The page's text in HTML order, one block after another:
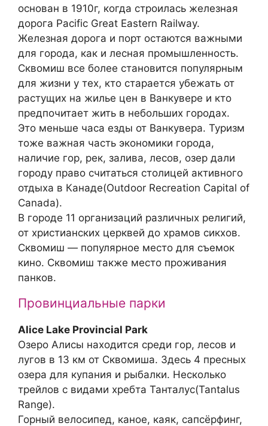
основан в 1910г, когда строилась железная
дорога Pacific Great Eastern Railway.
Железная дорога и порт остаются важными
для города, как и лесная промышленность.
Сквомиш все более становится популярным
для жизни у тех, кто старается убежать от
растущих на жилье цен в Ванкувере и кто
предпочитает жить в небольших городах.
Это меньше часа езды от Ванкувера. Туризм
тоже важная часть экономики города,
наличие гор, рек, залива, лесов, озер дали
городу право считаться столицей активного
отдыха в Канаде(Outdoor Recreation Capital of
Canada).
В городе 11 организаций различных религий,
от христианских церквей до храмов сикхов.
Сквомиш — популярное место для съемок
кино. Сквомиш также место проживания
панков.
Провинциальные парки
Alice Lake Provincial Park
Озеро Алисы находится среди гор, лесов и
лугов в 13 км от Сквомиша. Здесь 4 пресных
озера для купания и рыбалки. Несколько
трейлов с видами хребта Танталус(Tantalus
Range).
Горный велосипед, кaнoe, каяк, сапсёрфинг,